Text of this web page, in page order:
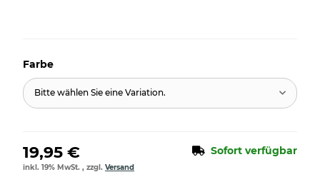
Farbe
Bitte wählen Sie eine Variation.
19,95 € Sofort verfügbar
inkl. 19% MwSt. , zzgl. Versand